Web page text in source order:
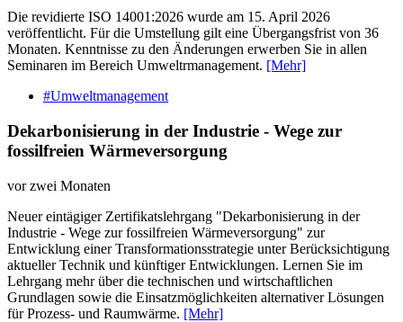
Die revidierte ISO 14001:2026 wurde am 15. April 2026
veröffentlicht. Für die Umstellung gilt eine Übergangsfrist von 36
Monaten. Kenntnisse zu den Änderungen erwerben Sie in allen
Seminaren im Bereich Umweltrmanagement. [Mehr]
#Umweltmanagement
Dekarbonisierung in der Industrie - Wege zur
fossilfreien Wärmeversorgung
vor zwei Monaten
Neuer eintägiger Zertifikatslehrgang "Dekarbonisierung in der
Industrie - Wege zur fossilfreien Wärmeversorgung" zur
Entwicklung einer Transformationsstrategie unter Berücksichtigung
aktueller Technik und künftiger Entwicklungen. Lernen Sie im
Lehrgang mehr über die technischen und wirtschaftlichen
Grundlagen sowie die Einsatzmöglichkeiten alternativer Lösungen
für Prozess- und Raumwärme. [Mehr]